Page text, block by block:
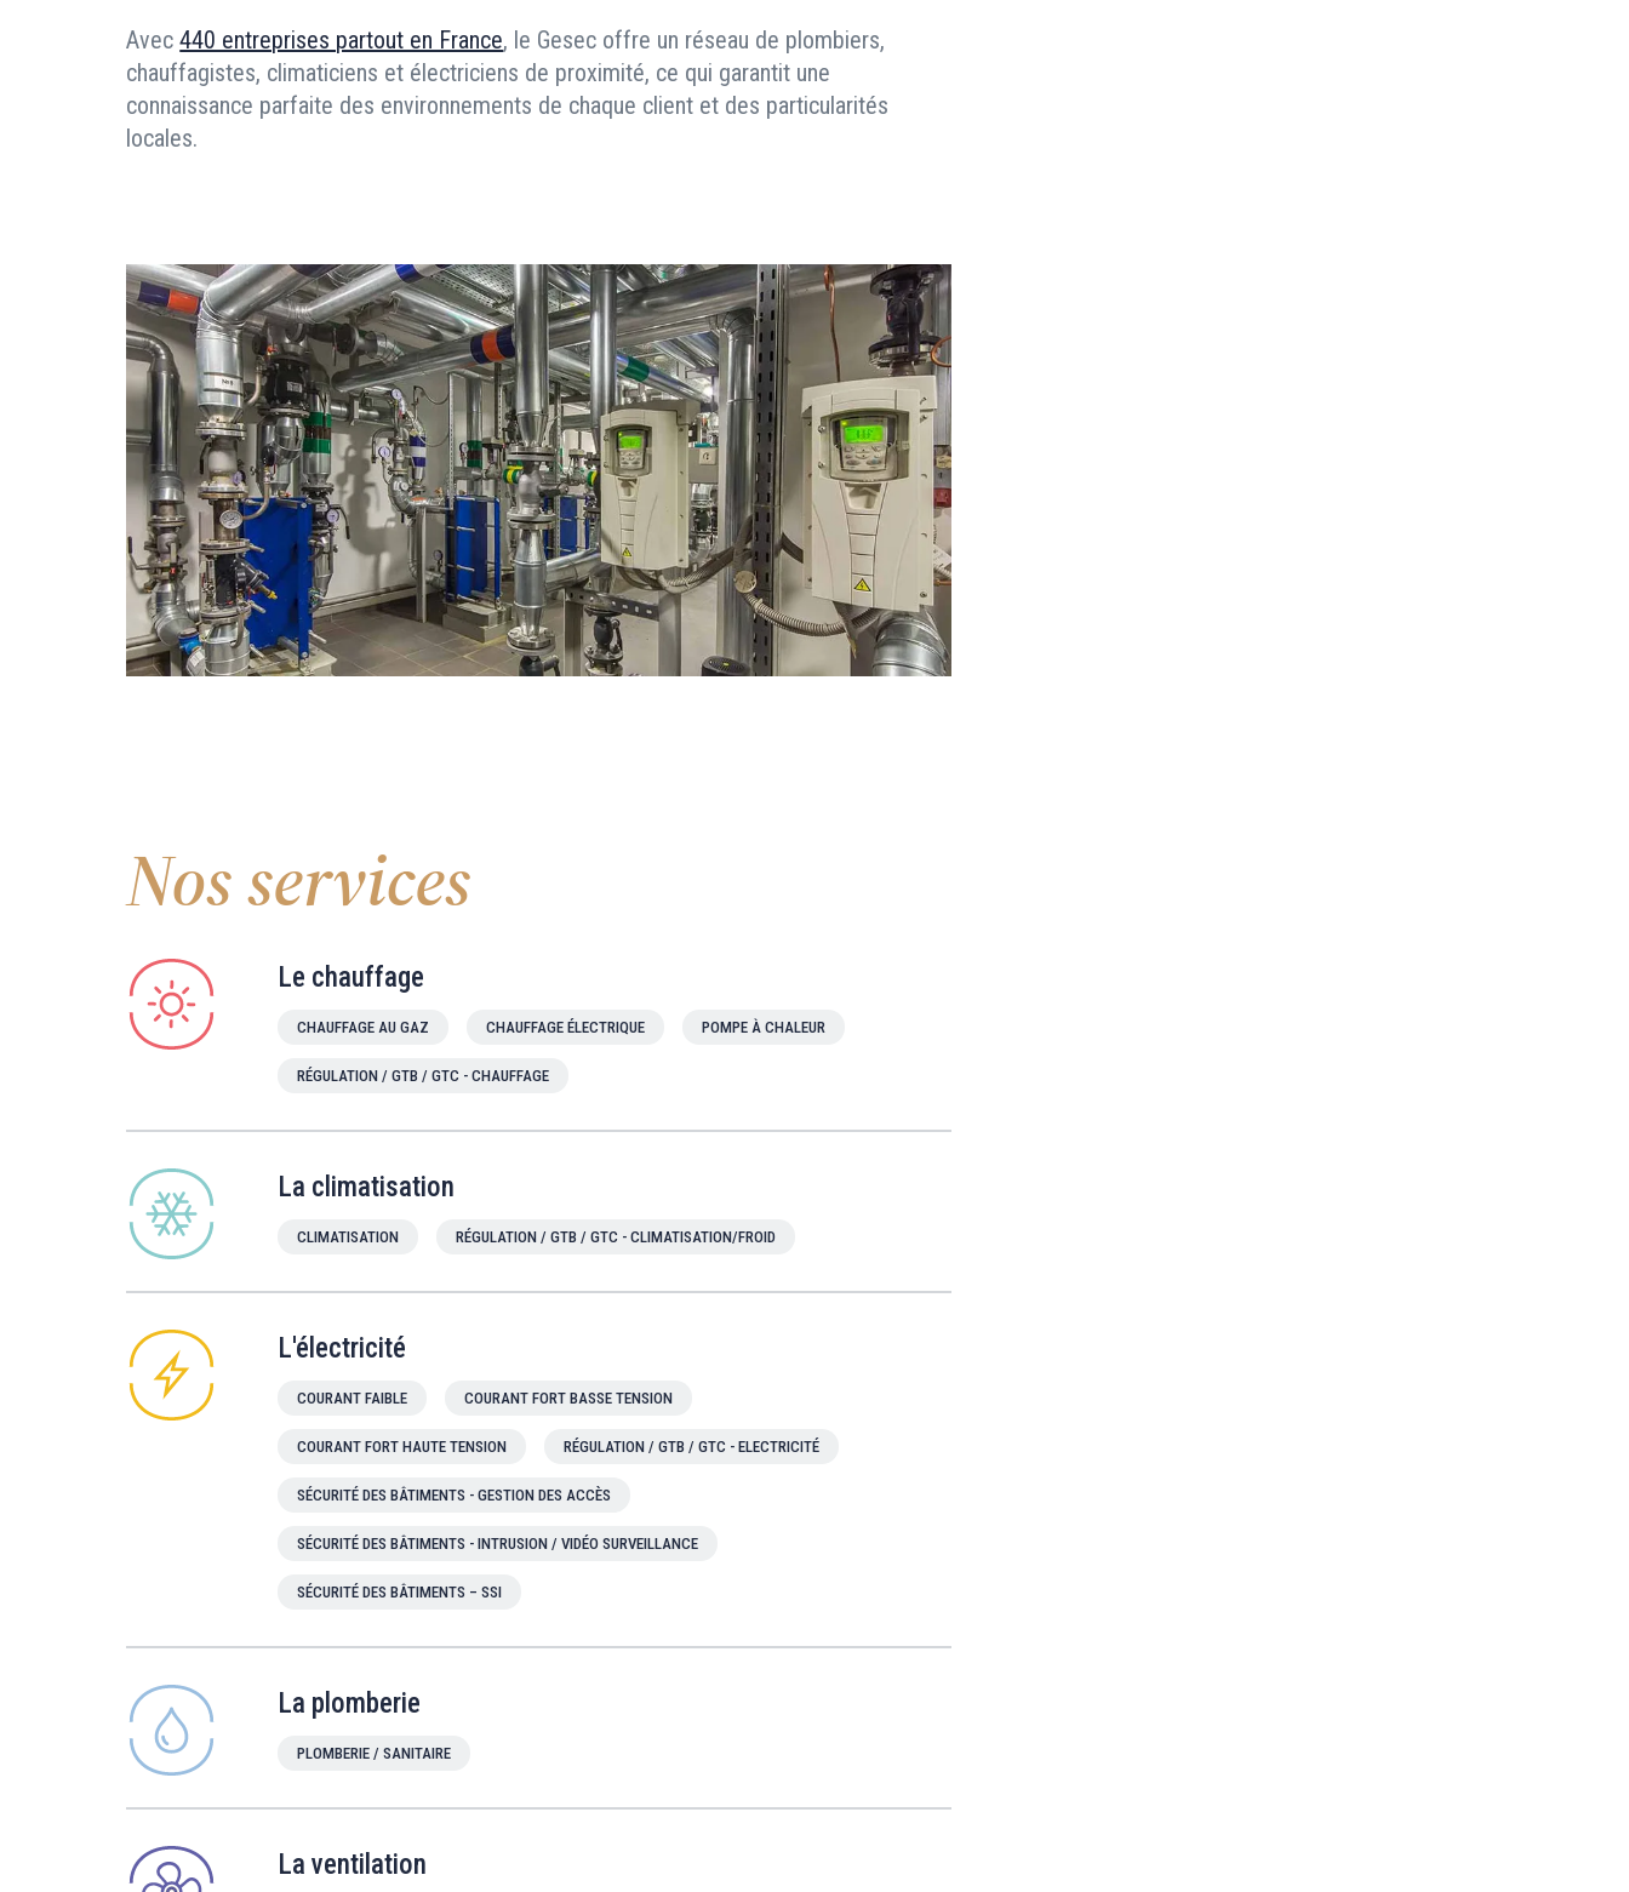
Avec440 entreprises partout en France, le Gesec offre un réseau de plombiers,
chauffagistes, climaticiens et électriciens de proximité, ce qui garantit une
connaissance parfaite des environnements de chaque client et des particularités
locales.
Nos services
Le chauffage
CHAUFFAGE AU GAZ CHAUFFAGE ÉLECTRIQUE POMPE À CHALEUR
RÉGULATION / GTB / GTC - CHAUFFAGE
La climatisation
CLIMATISATION RÉGULATION / GTB / GTC - CLIMATISATION/FROID
L'électricité
COURANT FAIBLE COURANT FORT BASSE TENSION
COURANT FORT HAUTE TENSION RÉGULATION / GTB / GTC - ELECTRICITÉ
SÉCURITÉ DES BÂTIMENTS - GESTION DES ACCÈS
SÉCURITÉ DES BÂTIMENTS - INTRUSION / VIDÉO SURVEILLANCE
SÉCURITÉ DES BÂTIMENTS – SSI
La plomberie
PLOMBERIE / SANITAIRE
La ventilation